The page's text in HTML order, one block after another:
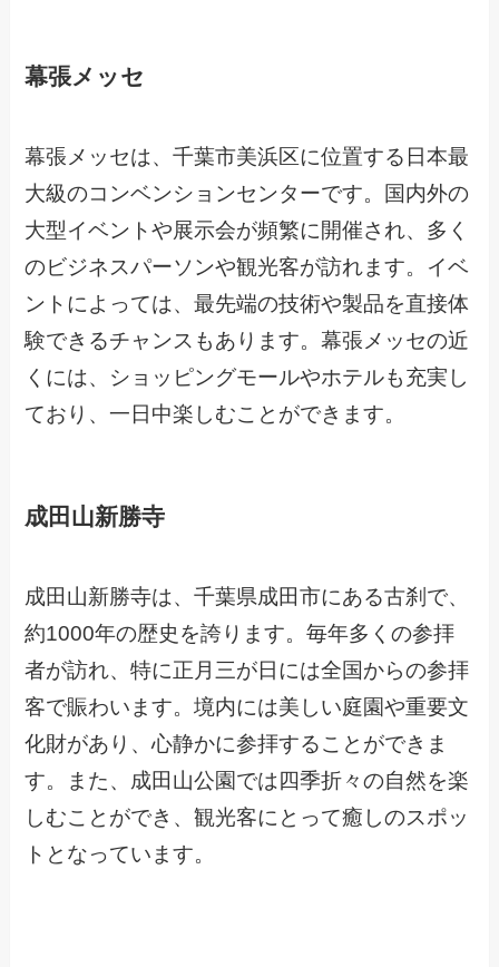
幕張メッセ
幕張メッセは、千葉市美浜区に位置する日本最
大級のコンベンションセンターです。国内外の
大型イベントや展示会が頻繁に開催され、多く
のビジネスパーソンや観光客が訪れます。イベ
ントによっては、最先端の技術や製品を直接体
験できるチャンスもあります。幕張メッセの近
くには、ショッピングモールやホテルも充実し
ており、一日中楽しむことができます。
成田山新勝寺
成田山新勝寺は、千葉県成田市にある古刹で、
約1000年の歴史を誇ります。毎年多くの参拝
者が訪れ、特に正月三が日には全国からの参拝
客で賑わいます。境内には美しい庭園や重要文
化財があり、心静かに参拝することができま
す。また、成田山公園では四季折々の自然を楽
しむことができ、観光客にとって癒しのスポッ
トとなっています。